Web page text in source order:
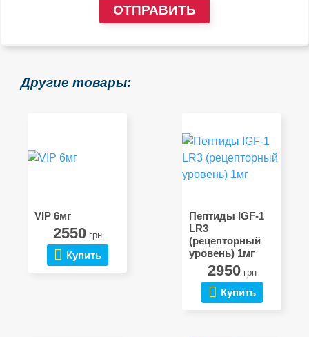
ОТПРАВИТЬ
Другие товары:
VIP 6мг
2550грн
Купить
Пептиды IGF-1
LR3
(рецепторный
уровень) 1мг
2950грн
Купить